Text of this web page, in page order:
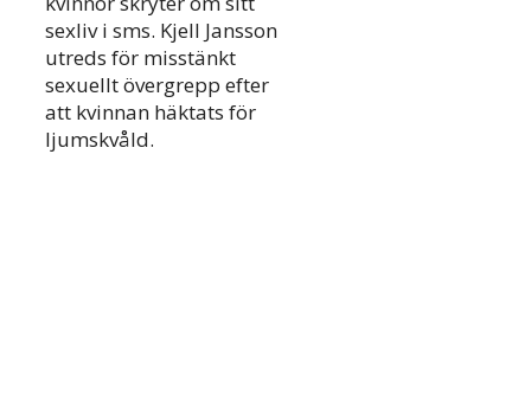
sexliv i sms. Kjell Jansson
utreds för misstänkt
sexuellt övergrepp efter
att kvinnan häktats för
ljumskvåld.